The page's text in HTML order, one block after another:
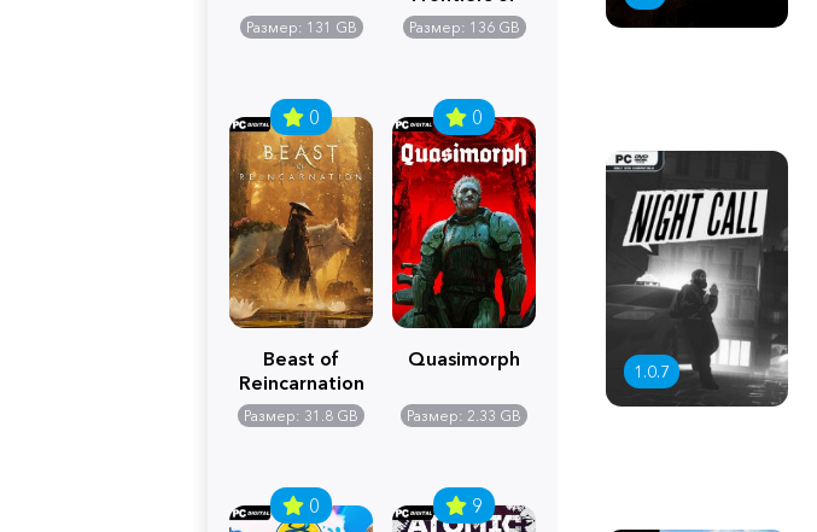
Размер: 131 GB
Pandora
Размер: 136 GB
0
Beast of
Reincarnation
Размер: 31.8 GB
0
Quasimorph
Размер: 2.33 GB
0 9
1.0.7